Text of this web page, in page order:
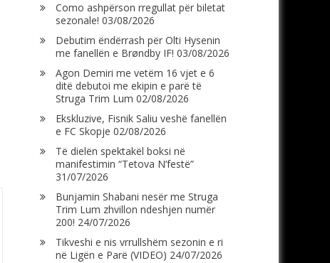
Como ashpërson rregullat për biletat
sezonale! 03/08/2026
Debutim ëndërrash për Olti Hysenin
me fanellën e Brøndby IF! 03/08/2026
Agon Demiri me vetëm 16 vjet e 6
ditë debutoi me ekipin e parë të
Struga Trim Lum 02/08/2026
Ekskluzive, Fisnik Saliu veshë fanellën
e FC Skopje 02/08/2026
Të dielën spektakël boksi në
manifestimin “Tetova N’festë”
31/07/2026
Bunjamin Shabani nesër me Struga
Trim Lum zhvillon ndeshjen numër
200! 24/07/2026
Tikveshi e nis vrrullshëm sezonin e ri
në Ligën e Parë (VIDEO) 24/07/2026